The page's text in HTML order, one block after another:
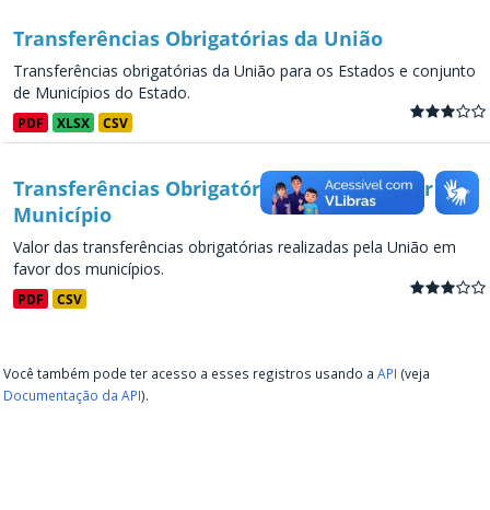
Transferências Obrigatórias da União
Transferências obrigatórias da União para os Estados e conjunto
de Municípios do Estado.
PDF XLSX CSV
Transferências Obrigatórias da União - por
Município
Valor das transferências obrigatórias realizadas pela União em
favor dos municípios.
PDF CSV
Você também pode ter acesso a esses registros usando a API (veja
Documentação da API).